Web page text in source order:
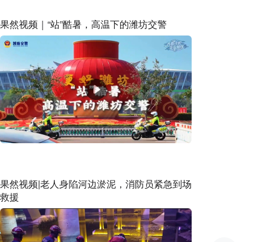
果然视频｜“站”酷暑，高温下的潍坊交警
果然视频|老人身陷河边淤泥，消防员紧急到场
救援